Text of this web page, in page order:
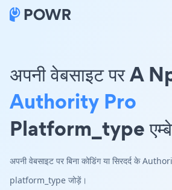
अपनी वेबसाइट पर A
Authority Pro
Platform_type
अपनी वेबसाइट पर बिना कोडिंग या सिरदर्द के
platform_type जोड़ें।